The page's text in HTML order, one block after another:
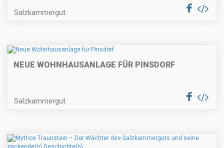
Salzkammergut
NEUE WOHNHAUSANLAGE FÜR PINSDORF
Salzkammergut